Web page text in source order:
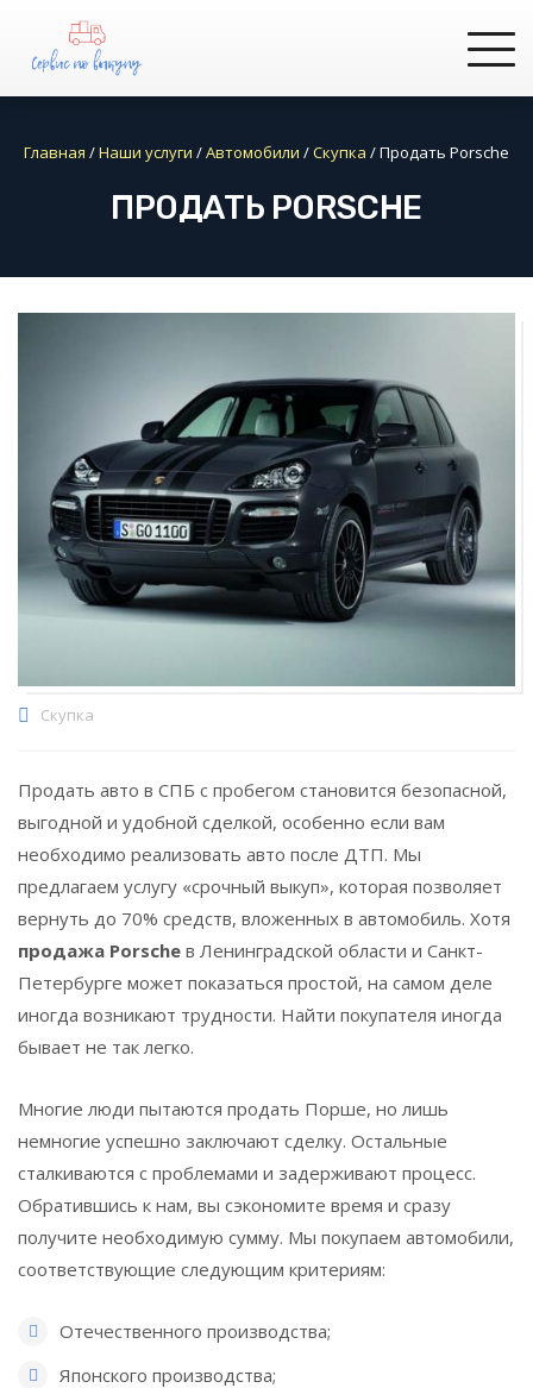
Главная /Наши услуги /Автомобили /Скупка /Продать Porsсhe
ПРОДАТЬ PORSСHE
Скупка
Продать авто в СПБ с пробегом становится безопасной,
выгодной и удобной сделкой, особенно если вам
необходимо реализовать авто после ДТП. Мы
предлагаем услугу «срочный выкуп», которая позволяет
вернуть до 70% средств, вложенных в автомобиль. Хотя
продажа Porsсhe в Ленинградской области и Санкт-
Петербурге может показаться простой, на самом деле
иногда возникают трудности. Найти покупателя иногда
бывает не так легко.
Многие люди пытаются продать Порше, но лишь
немногие успешно заключают сделку. Остальные
сталкиваются с проблемами и задерживают процесс.
Обратившись к нам, вы сэкономите время и сразу
получите необходимую сумму. Мы покупаем автомобили,
соответствующие следующим критериям:
Отечественного производства;
Японского производства;